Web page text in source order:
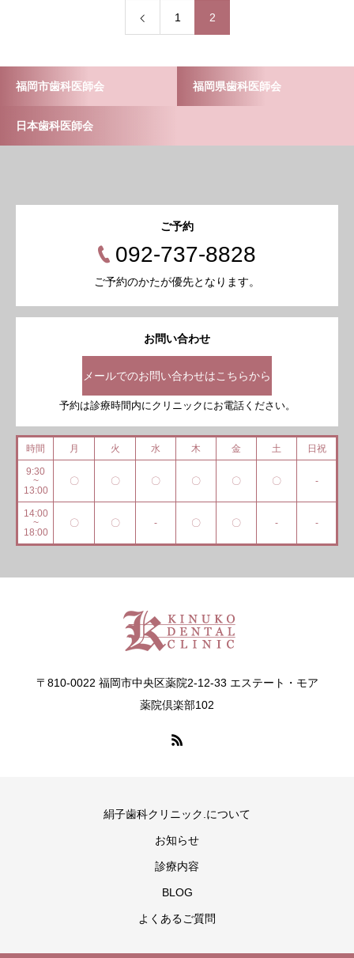
1 2
福岡市歯科医師会 福岡県歯科医師会
日本歯科医師会
お問い合わせ
メールでのお問い合わせはこちらから
予約は診療時間内にクリニックにお電話ください。
ご予約
092-737-8828
ご予約のかたが優先となります。
時間 月 火 水 木 金 土 日祝
9:30
~
13:00
〇 〇 〇 〇 〇 〇 -
14:00
~
18:00
〇 〇 - 〇 〇 - -
〒810-0022 福岡市中央区薬院2-12-33 エステート・モア
薬院倶楽部102
絹子歯科クリニック.について
お知らせ
診療内容
BLOG
よくあるご質問